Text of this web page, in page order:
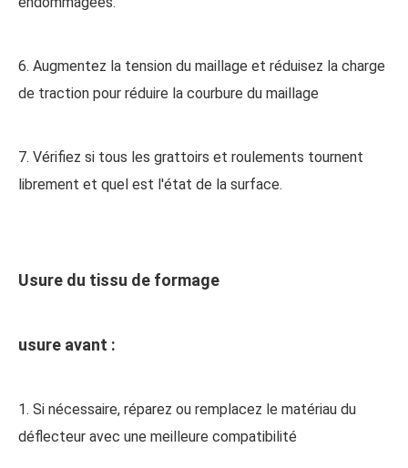
6. Augmentez la tension du maillage et réduisez la charge
de traction pour réduire la courbure du maillage
7. Vérifiez si tous les grattoirs et roulements tournent
librement et quel est l'état de la surface.
Usure du tissu de formage
usure avant :
1. Si nécessaire, réparez ou remplacez le matériau du
déflecteur avec une meilleure compatibilité